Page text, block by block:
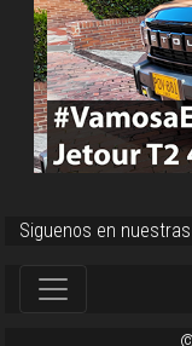
Siguenos en